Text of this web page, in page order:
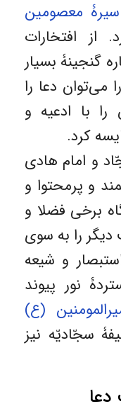
سیرۀ معصومین
از افتخارات
گنجینۀ بسیار
می‌توان دعا را
با ادعیه و
کرد.
و امام هادی
و پرمحتوا و
برخی فضلا و
را به سوی
و شیعه
نور پیوند
(ع)
صحیفۀ سجّادیّه‌ نیز